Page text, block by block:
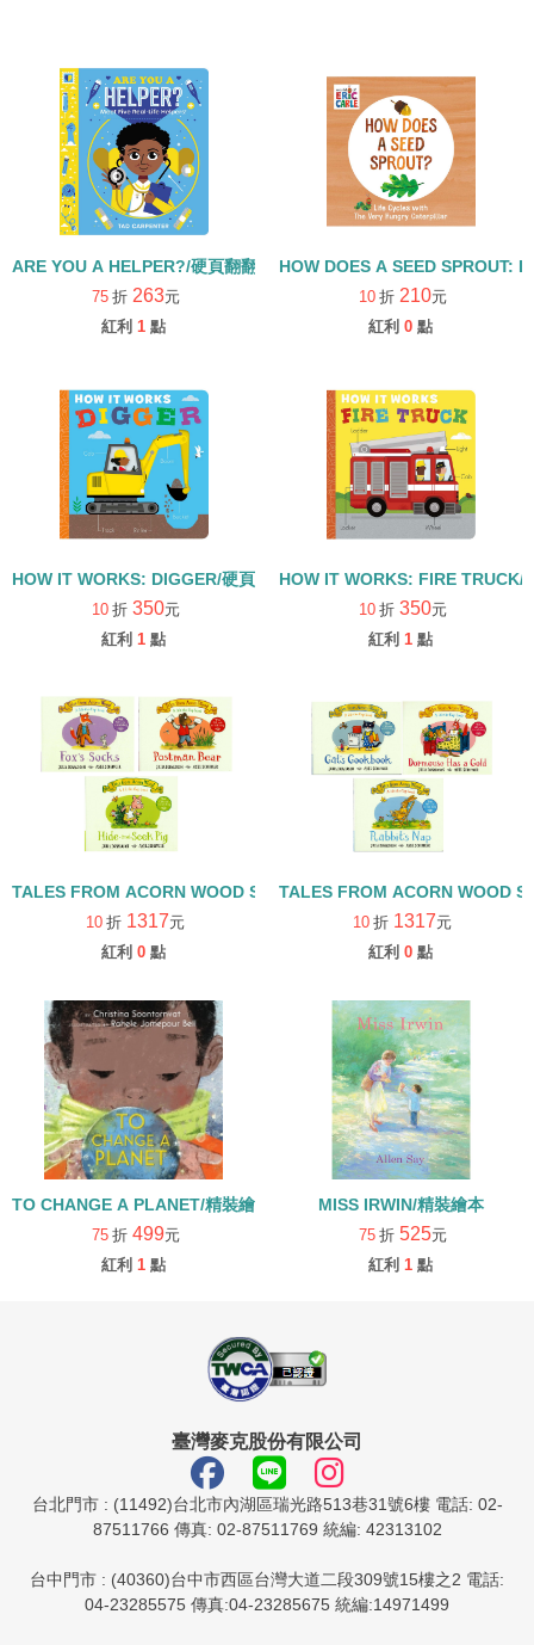
ARE YOU A HELPER?/硬頁翻翻書
75 折 263元
紅利 1 點
HOW DOES A SEED SPROUT:
10 折 210元
紅利 0 點
HOW IT WORKS: DIGGER/硬頁書
10 折 350元
紅利 1 點
HOW IT WORKS: FIRE TRUCK/
10 折 350元
紅利 1 點
TALES FROM ACORN WOOD STORY COLLECTION 觀察探索組/
10 折 1317元
紅利 0 點
TALES FROM ACORN WOOD
10 折 1317元
紅利 0 點
TO CHANGE A PLANET/精裝繪本
75 折 499元
紅利 1 點
MISS IRWIN/精裝繪本
75 折 525元
紅利 1 點
臺灣麥克股份有限公司
台北門市 : (11492)台北市內湖區瑞光路513巷31號6樓 電話: 02-
87511766 傳真: 02-87511769 統編: 42313102
台中門市 : (40360)台中市西區台灣大道二段309號15樓之2 電話:
04-23285575 傳真:04-23285675 統編:14971499